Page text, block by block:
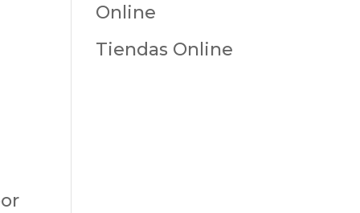
Online
Tiendas Online